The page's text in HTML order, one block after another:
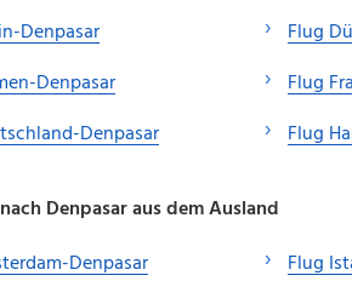
Denpasar
Denpasar
Denpasar
Flug
Flug
Flug
Denpasar aus dem Ausland
Denpasar
Flug